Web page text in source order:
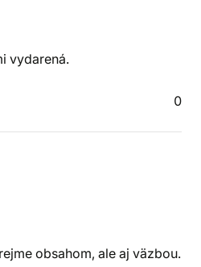
vydarená.
0
obsahom, ale aj väzbou.